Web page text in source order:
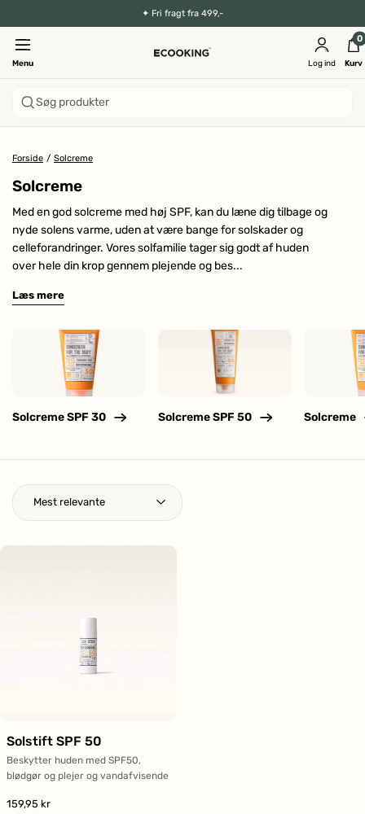
✦ Fri fragt fra 499,-
Menu Log ind
0
Kurv
Søg produkter
Forside / Solcreme
Solcreme
Med en god solcreme med høj SPF, kan du læne dig tilbage og
nyde solens varme, uden at være bange for solskader og
celleforandringer. Vores solfamilie tager sig godt af huden
over hele din krop gennem plejende og bes...
Læs mere
Solcreme SPF 30 Solcreme SPF 50 Solcreme
Solstift SPF 50
Beskytter huden med SPF50,
blødgør og plejer og vandafvisende
159,95 kr